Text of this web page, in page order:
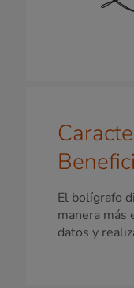
El bolígrafo
manera más
datos y